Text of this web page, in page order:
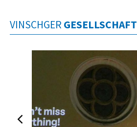
VINSCHGER GESELLSCHAFT